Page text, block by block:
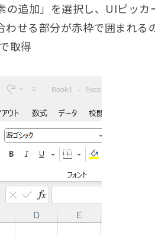
追加」を選択し、UIピッカ
わせる部分が赤枠で囲まれる
取得